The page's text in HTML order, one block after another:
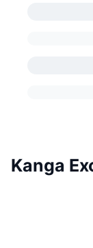
Kanga